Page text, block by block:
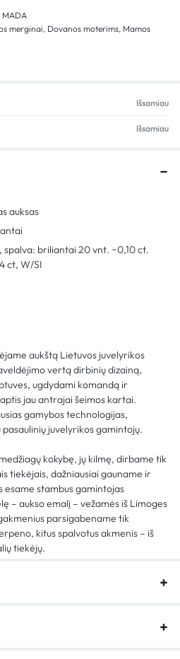
MADA
merginai, Dovanos moterims, Mamos
Išsamiau
Išsamiau
auksas
spalva: briliantai 20 vnt. ~0,10 ct.
ct, W/SI
aukštą Lietuvos juvelyrikos
vertą dirbinių dizainą,
ugdydami komandą ir
jau antrajai šeimos kartai.
gamybos technologijas,
juvelyrikos gamintojų.
kokybę, jų kilmę, dirbame tik
tiekėjais, dažniausiai gauname ir
esame stambus gamintojas
– aukso emalį – vežamės iš Limoges
parsigabename tik
kitus spalvotus akmenis – iš
tiekėjų.